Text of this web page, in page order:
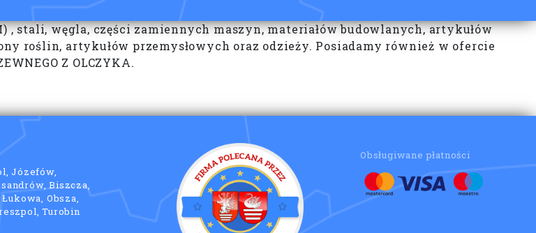
, stali, węgla, części zamiennych maszyn, materiałów budowlanych, artykułów
roślin, artykułów przemysłowych oraz odzieży. Posiadamy również w ofercie
Z OLCZYKA.
Józefów,
Biszcza,
Obsza,
Turobin
Obsługiwane płatności